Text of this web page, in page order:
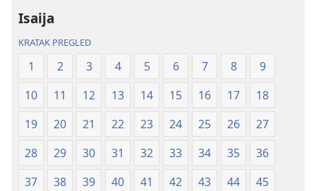
(revidirano
izdanje
iz
2019)
(revidirano
izdanje
iz
2019)
Isaija
KRATAK PREGLED
1 2 3 4 5 6 7 8
9
10
11 12 13 14 15 16 17
18
19
20 21 22 23 24 25 26
27
28
29 30 31 32 33 34 35
36
37
38 39 40 41 42 43 44
45